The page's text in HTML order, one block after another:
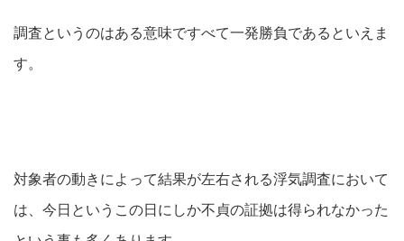
調査というのはある意味ですべて一発勝負であるといえま
す。
対象者の動きによって結果が左右される浮気調査において
は、今日というこの日にしか不貞の証拠は得られなかった